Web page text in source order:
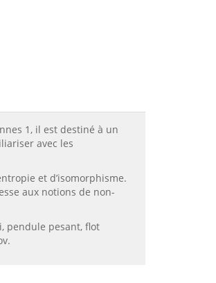
1, il est destiné à un
avec les
et d’isomorphisme.
aux notions de non-
pendule pesant, flot